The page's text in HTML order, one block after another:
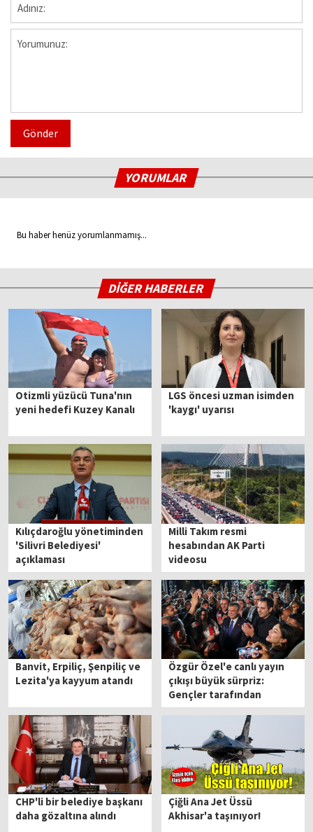
Gönder
YORUMLAR
Bu haber henüz yorumlanmamış...
DİĞER HABERLER
Otizmli yüzücü Tuna'nın
yeni hedefi Kuzey Kanalı
LGS öncesi uzman isimden
'kaygı' uyarısı
Kılıçdaroğlu yönetiminden
'Silivri Belediyesi'
açıklaması
Milli Takım resmi
hesabından AK Parti
videosu
Banvit, Erpiliç, Şenpiliç ve
Lezita'ya kayyum atandı
Özgür Özel'e canlı yayın
çıkışı büyük sürpriz:
Gençler tarafından
uğurlandı
CHP'li bir belediye başkanı
daha gözaltına alındı
Çiğli Ana Jet Üssü
Akhisar'a taşınıyor!